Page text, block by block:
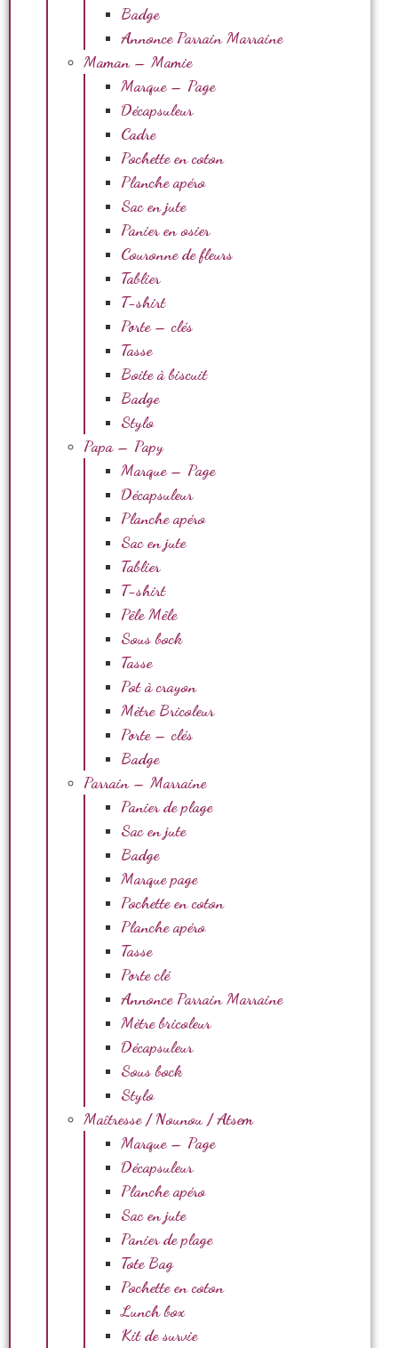
Badge
Annonce Parrain Marraine
Maman – Mamie
Marque – Page
Décapsuleur
Cadre
Pochette en coton
Planche apéro
Sac en jute
Panier en osier
Couronne de fleurs
Tablier
T-shirt
Porte – clés
Tasse
Boite à biscuit
Badge
Stylo
Papa – Papy
Marque – Page
Décapsuleur
Planche apéro
Sac en jute
Tablier
T-shirt
Pêle Mêle
Sous bock
Tasse
Pot à crayon
Mètre Bricoleur
Porte – clés
Badge
Parrain – Marraine
Panier de plage
Sac en jute
Badge
Marque page
Pochette en coton
Planche apéro
Tasse
Porte clé
Annonce Parrain Marraine
Mètre bricoleur
Décapsuleur
Sous bock
Stylo
Maîtresse / Nounou / Atsem
Marque – Page
Décapsuleur
Planche apéro
Sac en jute
Panier de plage
Tote Bag
Pochette en coton
Lunch box
Kit de survie